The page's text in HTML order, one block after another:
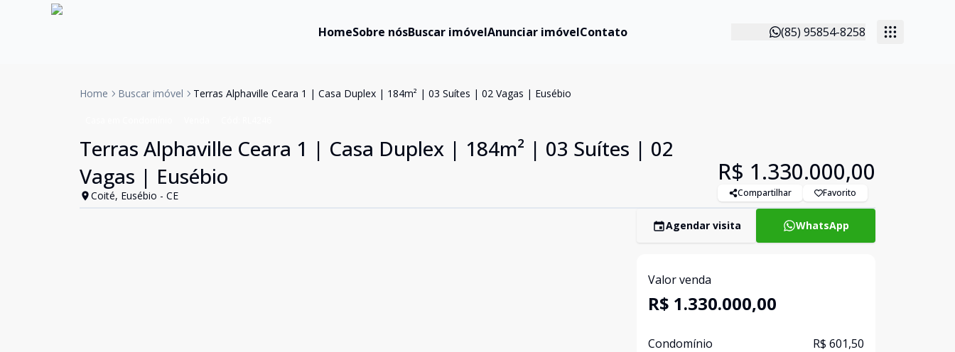
HomeSobre nósBuscar imóvelAnunciar imóvelContato (85) 95854-8258
Home Buscar imóvel Terras Alphaville Ceara 1 | Casa Duplex | 184m² | 03 Suítes | 02 Vagas | Eusébio
Terras Alphaville Ceara 1 | Casa Duplex | 184m² | 03 Suítes | 02
Vagas | Eusébio
Coité, Eusébio - CE
R$ 1.330.000,00
Compartilhar Favorito
Agendar visita WhatsApp
Valor venda
R$ 1.330.000,00
Condomínio R$ 601,50